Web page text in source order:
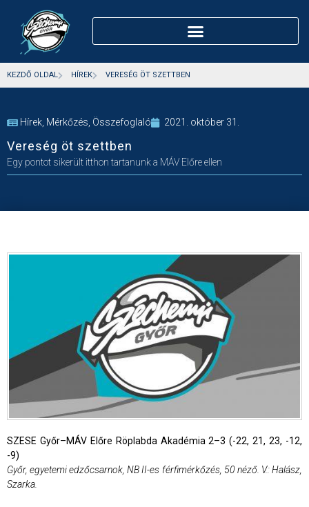
KEZDŐ OLDAL HÍREK VERESÉG ÖT SZETTBEN
Hírek Mérkőzés Összefoglaló 2021. október 31.
Vereség öt szettben
Egy pontot sikerült itthon tartanunk a MÁV Előre ellen
SZESE Győr–MÁV Előre Röplabda Akadémia 2–3 (-22, 21, 23, -12,
-9)
Győr, egyetemi edzőcsarnok, NB II-es férfimérkőzés, 50 néző. V.: Halász,
Szarka.